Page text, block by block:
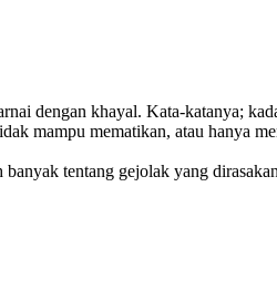
dengan khayal. Kata-katanya;
mampu mematikan, atau hanya
tentang gejolak yang